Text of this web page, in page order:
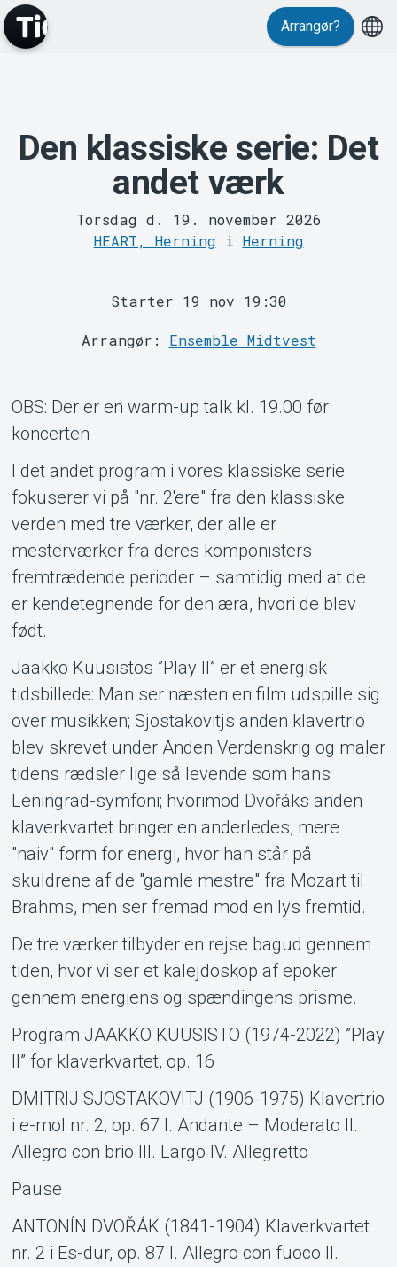
MyTickster
Arrangør?
Den klassiske serie: Det
andet værk
Torsdag d. 19. november 2026
HEART, Herning i Herning
Starter 19 nov 19:30
Arrangør: Ensemble Midtvest
OBS: Der er en warm-up talk kl. 19.00 før
koncerten
I det andet program i vores klassiske serie
fokuserer vi på "nr. 2'ere" fra den klassiske
verden med tre værker, der alle er
mesterværker fra deres komponisters
fremtrædende perioder – samtidig med at de
er kendetegnende for den æra, hvori de blev
født.
Jaakko Kuusistos ”Play II” er et energisk
tidsbillede: Man ser næsten en film udspille sig
over musikken; Sjostakovitjs anden klavertrio
blev skrevet under Anden Verdenskrig og maler
tidens rædsler lige så levende som hans
Leningrad-symfoni; hvorimod Dvořáks anden
klaverkvartet bringer en anderledes, mere
"naiv" form for energi, hvor han står på
skuldrene af de "gamle mestre" fra Mozart til
Brahms, men ser fremad mod en lys fremtid.
De tre værker tilbyder en rejse bagud gennem
tiden, hvor vi ser et kalejdoskop af epoker
gennem energiens og spændingens prisme.
Program JAAKKO KUUSISTO (1974-2022) ”Play
II” for klaverkvartet, op. 16
DMITRIJ SJOSTAKOVITJ (1906-1975) Klavertrio
i e-mol nr. 2, op. 67 I. Andante – Moderato II.
Allegro con brio III. Largo IV. Allegretto
Pause
ANTONÍN DVOŘÁK (1841-1904) Klaverkvartet
nr. 2 i Es-dur, op. 87 I. Allegro con fuoco II.